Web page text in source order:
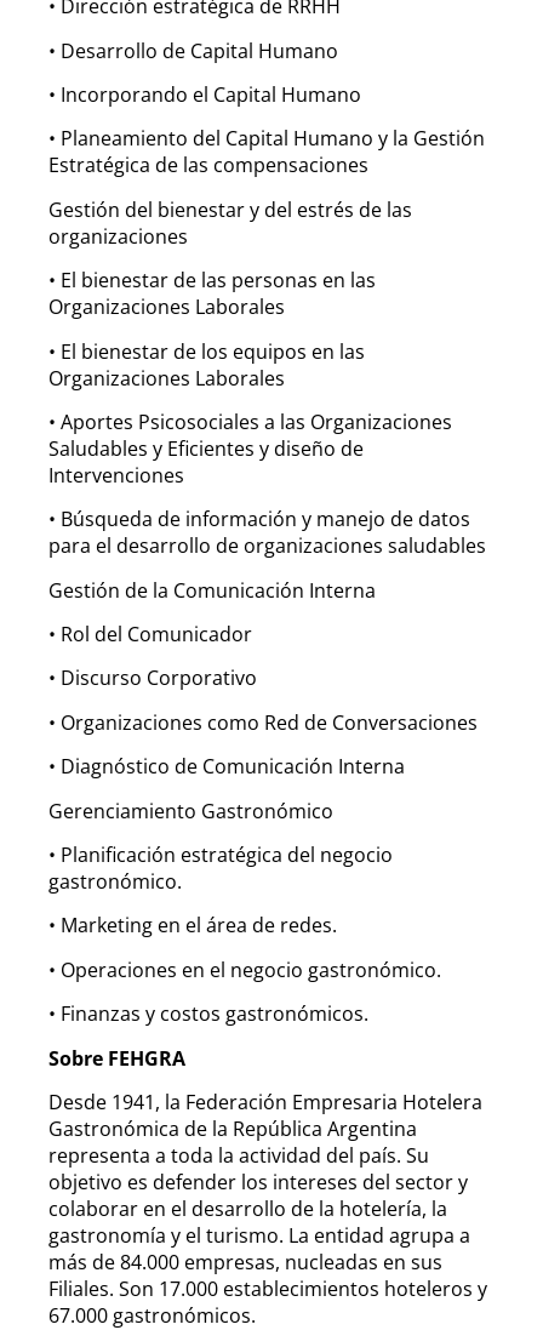
• Dirección estratégica de RRHH
• Desarrollo de Capital Humano
• Incorporando el Capital Humano
• Planeamiento del Capital Humano y la Gestión
Estratégica de las compensaciones
Gestión del bienestar y del estrés de las
organizaciones
• El bienestar de las personas en las
Organizaciones Laborales
• El bienestar de los equipos en las
Organizaciones Laborales
• Aportes Psicosociales a las Organizaciones
Saludables y Eficientes y diseño de
Intervenciones
• Búsqueda de información y manejo de datos
para el desarrollo de organizaciones saludables
Gestión de la Comunicación Interna
• Rol del Comunicador
• Discurso Corporativo
• Organizaciones como Red de Conversaciones
• Diagnóstico de Comunicación Interna
Gerenciamiento Gastronómico
• Planificación estratégica del negocio
gastronómico.
• Marketing en el área de redes.
• Operaciones en el negocio gastronómico.
• Finanzas y costos gastronómicos.
Sobre FEHGRA
Desde 1941, la Federación Empresaria Hotelera
Gastronómica de la República Argentina
representa a toda la actividad del país. Su
objetivo es defender los intereses del sector y
colaborar en el desarrollo de la hotelería, la
gastronomía y el turismo. La entidad agrupa a
más de 84.000 empresas, nucleadas en sus
Filiales. Son 17.000 establecimientos hoteleros y
67.000 gastronómicos.